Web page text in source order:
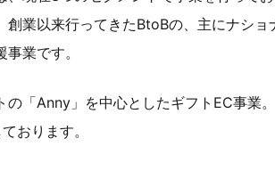
創業以来行ってきたBtoBの、主にナシ
業です。
「Anny」を中心としたギフトEC事業
おります。